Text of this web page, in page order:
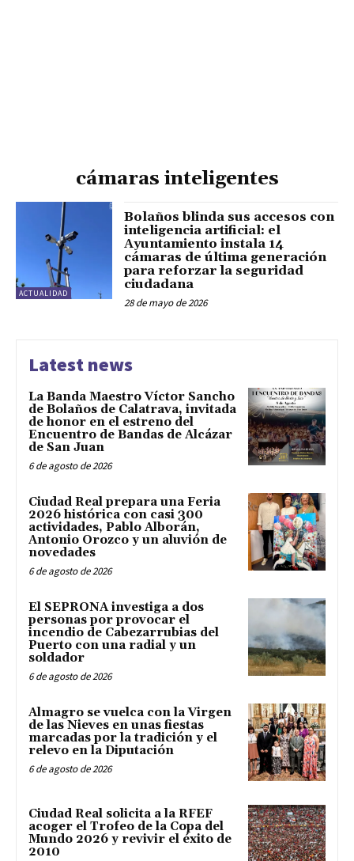
cámaras inteligentes
ACTUALIDAD
Bolaños blinda sus accesos con
inteligencia artificial: el
Ayuntamiento instala 14
cámaras de última generación
para reforzar la seguridad
ciudadana
28 de mayo de 2026
Latest news
La Banda Maestro Víctor Sancho
de Bolaños de Calatrava, invitada
de honor en el estreno del
Encuentro de Bandas de Alcázar
de San Juan
6 de agosto de 2026
Ciudad Real prepara una Feria
2026 histórica con casi 300
actividades, Pablo Alborán,
Antonio Orozco y un aluvión de
novedades
6 de agosto de 2026
El SEPRONA investiga a dos
personas por provocar el
incendio de Cabezarrubias del
Puerto con una radial y un
soldador
6 de agosto de 2026
Almagro se vuelca con la Virgen
de las Nieves en unas fiestas
marcadas por la tradición y el
relevo en la Diputación
6 de agosto de 2026
Ciudad Real solicita a la RFEF
acoger el Trofeo de la Copa del
Mundo 2026 y revivir el éxito de
2010